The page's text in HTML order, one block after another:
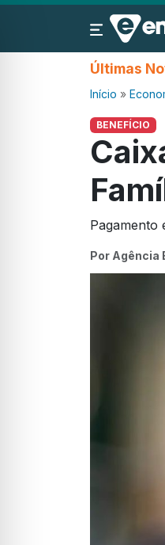
Últimas
Início »
BENEFÍCIO
Pagamento
Por Agência